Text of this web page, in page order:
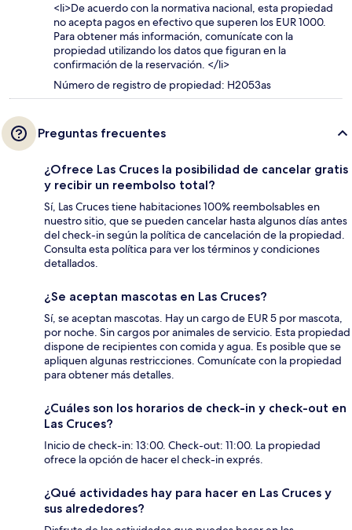
<li>De acuerdo con la normativa nacional, esta propiedad
no acepta pagos en efectivo que superen los EUR 1000.
Para obtener más información, comunícate con la
propiedad utilizando los datos que figuran en la
confirmación de la reservación. </li>
Número de registro de propiedad: H2053as
Preguntas frecuentes
¿Ofrece Las Cruces la posibilidad de cancelar gratis
y recibir un reembolso total?
Sí, Las Cruces tiene habitaciones 100% reembolsables en
nuestro sitio, que se pueden cancelar hasta algunos días antes
del check-in según la política de cancelación de la propiedad.
Consulta esta política para ver los términos y condiciones
detallados.
¿Se aceptan mascotas en Las Cruces?
Sí, se aceptan mascotas. Hay un cargo de EUR 5 por mascota,
por noche. Sin cargos por animales de servicio. Esta propiedad
dispone de recipientes con comida y agua. Es posible que se
apliquen algunas restricciones. Comunícate con la propiedad
para obtener más detalles.
¿Cuáles son los horarios de check-in y check-out en
Las Cruces?
Inicio de check-in: 13:00. Check-out: 11:00. La propiedad
ofrece la opción de hacer el check-in exprés.
¿Qué actividades hay para hacer en Las Cruces y
sus alrededores?